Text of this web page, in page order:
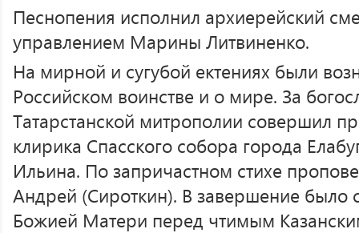
Песнопения исполнил архиерейский
управлением Марины Литвиненко.
На мирной и сугубой ектениях были
Российском воинстве и о мире. За
Татарстанской митрополии совершил
клирика Спасского собора города
Ильина. По запричастном стихе
Андрей (Сироткин). В завершение было
Божией Матери перед чтимым